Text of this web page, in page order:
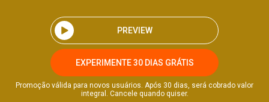
PREVIEW
EXPERIMENTE 30 DIAS GRÁTIS
Promoção válida para novos usuários. Após 30 dias, será cobrado valor
integral. Cancele quando quiser.